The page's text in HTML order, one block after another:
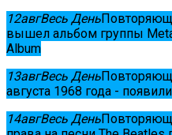
12авгВесь День
вышел альбом группы
Album
13авгВесь День
августа 1968 года -
14авгВесь День